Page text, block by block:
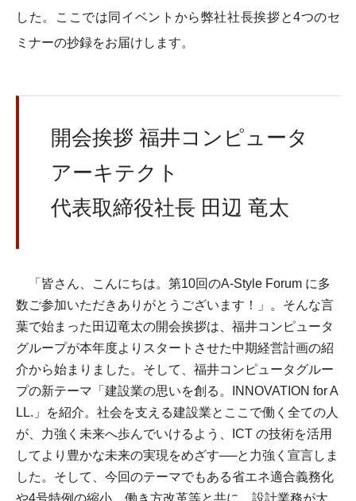
した。ここでは同イベントから弊社社長挨拶と4つのセ
ミナーの抄録をお届けします。
開会挨拶 福井コンピュータ
アーキテクト
代表取締役社長 田辺 竜太
「皆さん、こんにちは。第10回のA-Style Forum に多
数ご参加いただきありがとうございます！」。そんな言
葉で始まった田辺竜太の開会挨拶は、福井コンピュータ
グループが本年度よりスタートさせた中期経営計画の紹
介から始まりました。そして、福井コンピュータグルー
プの新テーマ「建設業の思いを創る。INNOVATION for A
LL.」を紹介。社会を支える建設業とここで働く全ての人
が、力強く未来へ歩んでいけるよう、ICT の技術を活用
してより豊かな未来の実現をめざす──と力強く宣言しま
した。そして、今回のテーマでもある省エネ適合義務化